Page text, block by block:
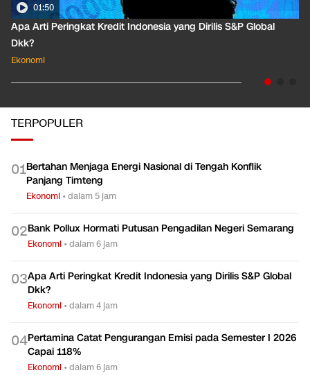
01:50
Apa Arti Peringkat Kredit Indonesia yang Dirilis S&P Global
Dkk?
Ekonomi
TERPOPULER
01Bertahan Menjaga Energi Nasional di Tengah Konflik
Panjang Timteng
Ekonomi •dalam 5 jam
02Bank Pollux Hormati Putusan Pengadilan Negeri Semarang
Ekonomi •dalam 6 jam
03Apa Arti Peringkat Kredit Indonesia yang Dirilis S&P Global
Dkk?
Ekonomi •dalam 4 jam
04Pertamina Catat Pengurangan Emisi pada Semester I 2026
Capai 118%
Ekonomi •dalam 6 jam